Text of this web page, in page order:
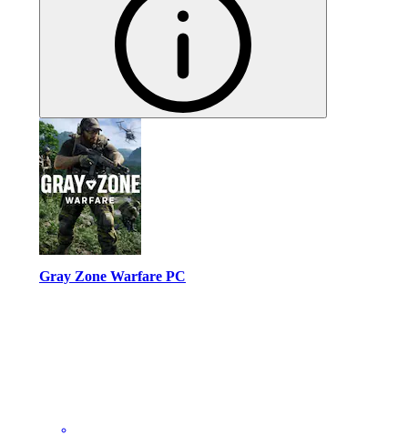
Gray Zone Warfare PC